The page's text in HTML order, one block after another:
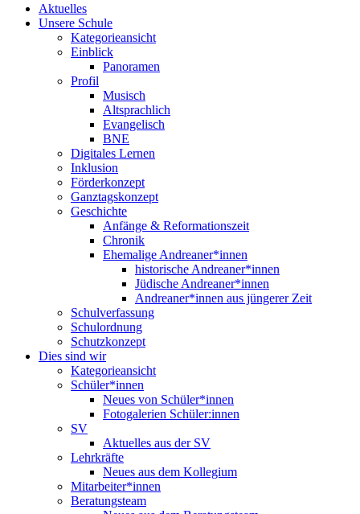
Aktuelles
Unsere Schule
Kategorieansicht
Einblick
Panoramen
Profil
Musisch
Altsprachlich
Evangelisch
BNE
Digitales Lernen
Inklusion
Förderkonzept
Ganztagskonzept
Geschichte
Anfänge & Reformationszeit
Chronik
Ehemalige Andreaner*innen
historische Andreaner*innen
Jüdische Andreaner*innen
Andreaner*innen aus jüngerer Zeit
Schulverfassung
Schulordnung
Schutzkonzept
Dies sind wir
Kategorieansicht
Schüler*innen
Neues von Schüler*innen
Fotogalerien Schüler:innen
SV
Aktuelles aus der SV
Lehrkräfte
Neues aus dem Kollegium
Mitarbeiter*innen
Beratungsteam